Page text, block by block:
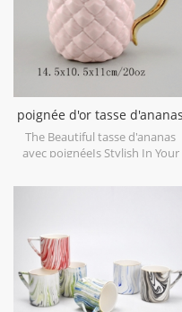
poignée d'or tasse d'ananas
en céramique
The Beautiful tasse d'ananas
avec poignéeIs Stylish In Your